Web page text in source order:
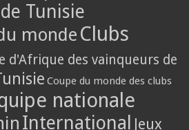
Tunisie
monde Clubs
d'Afrique des vainqueurs de
Coupe du monde des clubs
nationale
International Jeux